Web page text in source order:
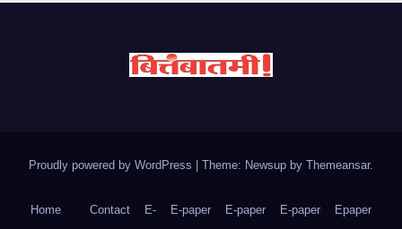
Proudly powered by WordPress | Theme: Newsup by Themeansar.
Home Contact E- E-paper E-paper E-paper Epaper